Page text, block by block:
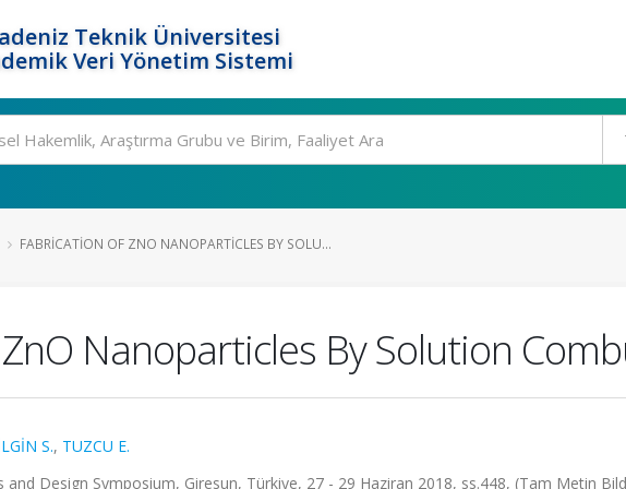
Teknik Üniversitesi
Veri Yönetim Sistemi
FABRICATION OF ZNO NANOPARTICLES BY SOLU...
Nanoparticles By Solution
S., TUZCU E.
Design Symposium, Giresun, Türkiye, 27 - 29 Haziran 2018, ss.448, (Tam Metin